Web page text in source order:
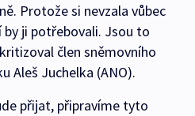
Protože si nevzala vůbec
ji potřebovali. Jsou to
člen sněmovního
Aleš Juchelka (ANO).
přijat, připravíme tyto